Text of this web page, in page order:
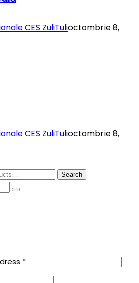
CES ZuliTulioctombrie 8,
CES ZuliTulioctombrie 8,
Search
*